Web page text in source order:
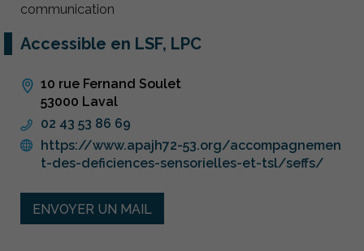
communication
Accessible en LSF, LPC
10 rue Fernand Soulet
53000 Laval
02 43 53 86 69
https://www.apajh72-53.org/accompagnemen
t-des-deficiences-sensorielles-et-tsl/seffs/
ENVOYER UN MAIL